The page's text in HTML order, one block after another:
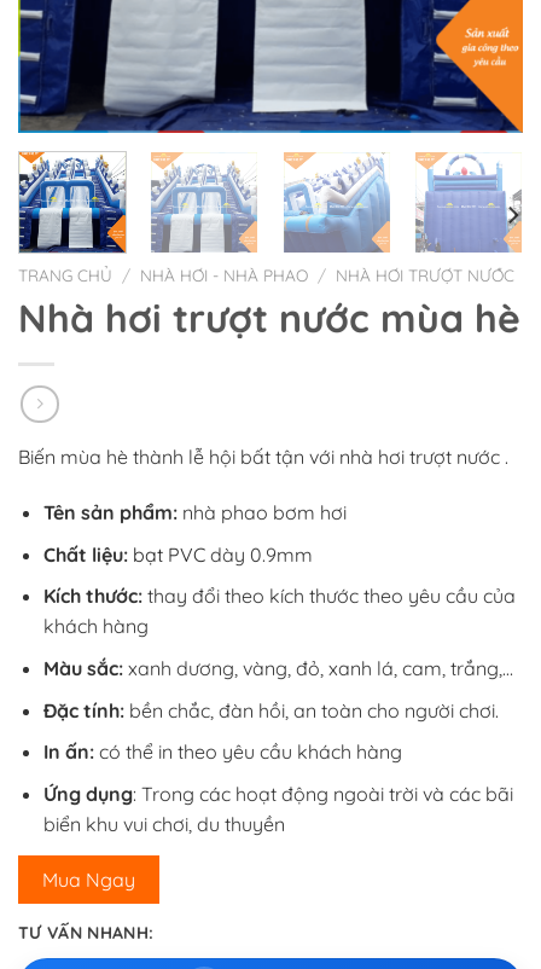
TRANG CHỦ / NHÀ HƠI - NHÀ PHAO / NHÀ HƠI TRƯỢT NƯỚC
Nhà hơi trượt nước mùa hè
Biến mùa hè thành lễ hội bất tận với nhà hơi trượt nước .
Tên sản phẩm:nhà phao bơm hơi
Chất liệu: bạt PVCdày 0.9mm
Kích thước:thay đổi theo kích thước theo yêu cầu của
khách hàng
Màu sắc:xanh dương, vàng, đỏ, xanh lá, cam, trắng,…
Đặc tính:bền chắc, đàn hồi, an toàn cho người chơi.
In ấn:có thể in theo yêu cầu khách hàng
Ứng dụng: Trong các hoạt động ngoài trời và các bãi
biển khu vui chơi, du thuyền
Mua Ngay
TƯ VẤN NHANH: